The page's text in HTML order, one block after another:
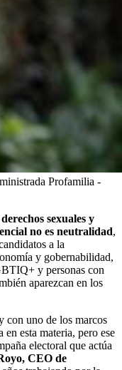
Profamilia -
sexuales y
no es neutralidad,
a la
y gobernabilidad,
y personas con
aparezcan en los
con uno de los marcos
esta materia, pero ese
electoral que actúa
CEO de